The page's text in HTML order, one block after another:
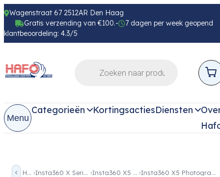
Wagenstraat 67 2512AR Den Haag
Gratis verzending van €100.-
7 dagen per week geopend
klantbeoordeling: 4.3/5
Menu
Categorieën KortingsactiesDiensten
Home Insta360 X Serie Toebehoren Insta360 X5 Toebehoren Insta360 X5 Photography Grip (White)